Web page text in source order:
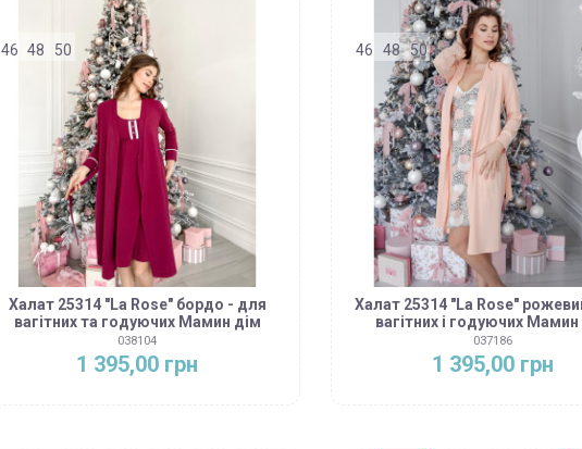
Халат 25314 "La Rose" бордо - для
вагітних та годуючих Мамин дім
038104
1 395,00 грн
46 48 50
Халат 25314 "La Rose"
вагітних і годуючих Мамин
037186
1 395,00 грн
46 48 50